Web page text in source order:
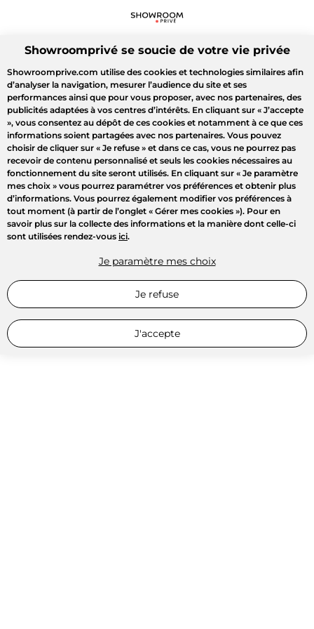
Showroomprivé se soucie de votre vie privée
Showroomprive.com utilise des cookies et technologies similaires afin
d’analyser la navigation, mesurer l’audience du site et ses
performances ainsi que pour vous proposer, avec nos partenaires, des
publicités adaptées à vos centres d’intérêts. En cliquant sur « J’accepte
», vous consentez au dépôt de ces cookies et notamment à ce que ces
informations soient partagées avec nos partenaires. Vous pouvez
choisir de cliquer sur « Je refuse » et dans ce cas, vous ne pourrez pas
recevoir de contenu personnalisé et seuls les cookies nécessaires au
fonctionnement du site seront utilisés. En cliquant sur « Je paramètre
mes choix » vous pourrez paramétrer vos préférences et obtenir plus
d’informations. Vous pourrez également modifier vos préférences à
tout moment (à partir de l’onglet « Gérer mes cookies »). Pour en
savoir plus sur la collecte des informations et la manière dont celle-ci
sont utilisées rendez-vous ici.
Je paramètre mes choix
Je refuse
J'accepte